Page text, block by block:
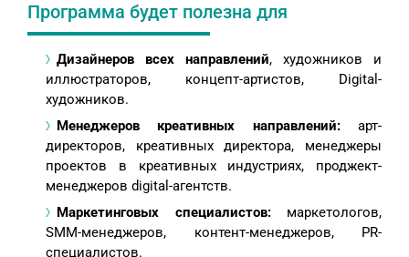
Программа будет полезна для
Дизайнеров всех направлений, художников и
иллюстраторов, концепт-артистов, Digital-
художников.
Менеджеров креативных направлений:арт-
директоров, креативных директора, менеджеры
проектов в креативных индустриях, проджект-
менеджеров digital-агентств.
Маркетинговых специалистов:маркетологов,
SMM-менеджеров, контент-менеджеров, PR-
специалистов.